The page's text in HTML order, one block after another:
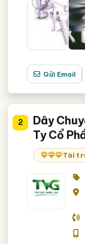
Gửi Email
2
Dây
Ty Cổ
Tài